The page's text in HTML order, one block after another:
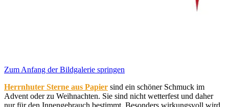
Zum Anfang der Bildgalerie springen
Herrnhuter Sterne aus Papier sind ein schöner Schmuck im
Advent oder zu Weihnachten. Sie sind nicht wetterfest und daher
nur für den Innengebrauch bestimmt. Besonders wirkungsvoll wird